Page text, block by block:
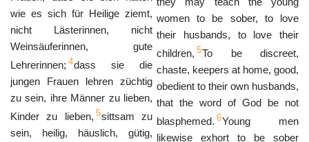
wie es sich für Heilige ziemt,
nicht Lästerinnen, nicht
Weinsäuferinnen, gute
Lehrerinnen; 4dass sie die
jungen Frauen lehren züchtig
zu sein, ihre Männer zu lieben,
Kinder zu lieben, 5sittsam zu
sein, heilig, häuslich, gütig,
women to be sober, to love
their husbands, to love their
children, 5To be discreet,
chaste, keepers at home, good,
obedient to their own husbands,
that the word of God be not
blasphemed. 6Young men
likewise exhort to be sober